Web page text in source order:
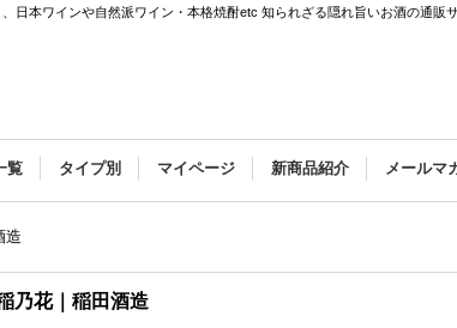
日本ワインや自然派ワイン・本格焼酎etc 知られざる隠れ旨いお酒の通販
覧 タイプ別 マイページ 新商品紹介 メールマ
造
乃花｜稲田酒造